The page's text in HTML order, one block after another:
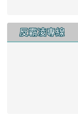
反霸凌專線